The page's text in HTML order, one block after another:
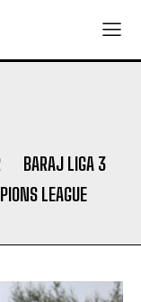
BARAJ LIGA 3
LEAGUE